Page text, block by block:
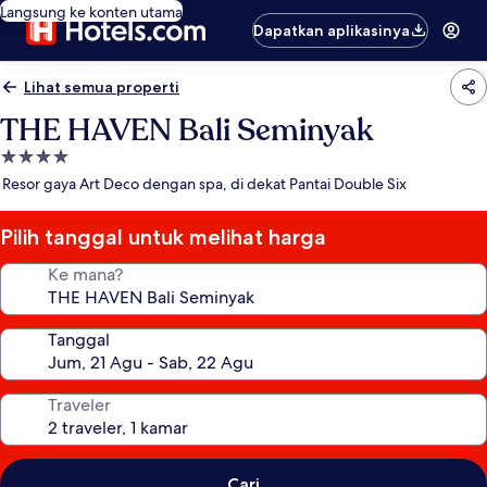
Langsung ke konten utama
Dapatkan aplikasinya
Lihat semua properti
THE HAVEN Bali Seminyak
Properti
bintang
Resor gaya Art Deco dengan spa, di dekat Pantai Double Six
Pilih tanggal untuk melihat harga
Ke mana?
Tanggal
Traveler